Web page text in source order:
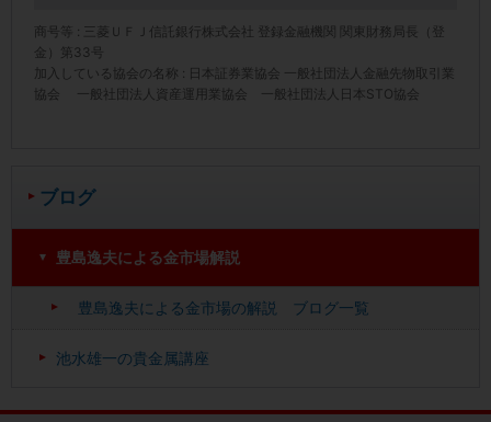
ブログ
豊島逸夫による金市場解説
豊島逸夫による金市場の解説 ブログ一覧
池水雄一の貴金属講座
商号等 : 三菱ＵＦＪ信託銀行株式会社 登録金融機関 関東財務局長（登
金）第33号
加入している協会の名称 : 日本証券業協会 一般社団法人金融先物取引業
協会 一般社団法人資産運用業協会 一般社団法人日本STO協会